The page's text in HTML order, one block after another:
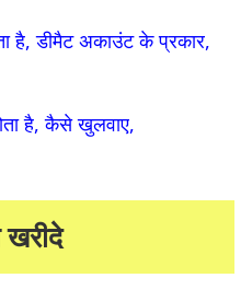
है, डीमैट अकाउंट के प्रकार,
है, कैसे खुलवाए,